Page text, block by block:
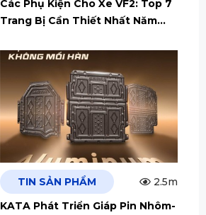
Các Phụ Kiện Cho Xe VF2: Top 7
Trang Bị Cần Thiết Nhất Năm
TIN SẢN PHẨM
2.5m
KATA Phát Triển Giáp Pin Nhôm-